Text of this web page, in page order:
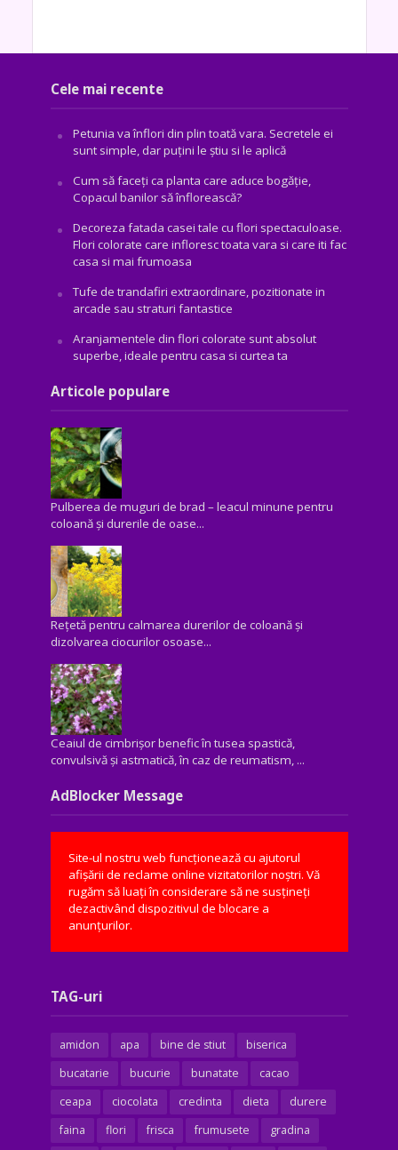
Cele mai recente
Petunia va înflori din plin toată vara. Secretele ei
sunt simple, dar puțini le știu si le aplică
Cum să faceți ca planta care aduce bogăţie,
Copacul banilor să înflorească?
Decoreza fatada casei tale cu flori spectaculoase.
Flori colorate care infloresc toata vara si care iti fac
casa si mai frumoasa
Tufe de trandafiri extraordinare, pozitionate in
arcade sau straturi fantastice
Aranjamentele din flori colorate sunt absolut
superbe, ideale pentru casa si curtea ta
Articole populare
Pulberea de muguri de brad – leacul minune pentru
coloană și durerile de oase...
Rețetă pentru calmarea durerilor de coloană și
dizolvarea ciocurilor osoase...
Ceaiul de cimbrișor benefic în tusea spastică,
convulsivă şi astmatică, în caz de reumatism, ...
AdBlocker Message
Site-ul nostru web funcționează cu ajutorul
afișării de reclame online vizitatorilor noștri. Vă
rugăm să luați în considerare să ne susțineți
dezactivând dispozitivul de blocare a
anunțurilor.
TAG-uri
amidon apa bine de stiut
biserica
bucatarie
bucurie bunatate
cacao
ceapa
ciocolata credinta dieta
durere
faina
flori frisca frumusete gradina